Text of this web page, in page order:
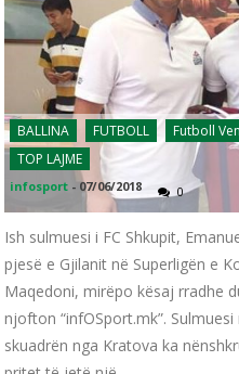
BALLINA FUTBOLL Futboll
TOP LAJME
infosport -07/06/2018 0
Ish sulmuesi i FC Shkupit,
pjesë e Gjilanit në Superligën e
Maqedoni, mirëpo kësaj rradhe
njofton “infOSport.mk”.
skuadrën nga Kratova ka